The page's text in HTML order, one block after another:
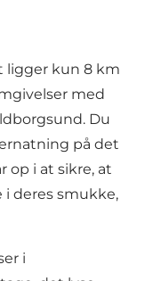
ligger kun 8 km
med
Du
på det
op i at sikre, at
i deres smukke,
i